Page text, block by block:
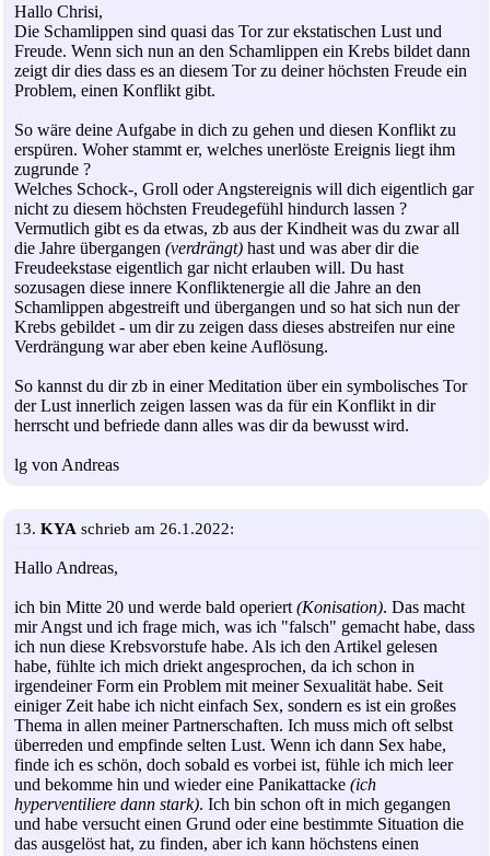
Hallo Chrisi,
Die Schamlippen sind quasi das Tor zur ekstatischen Lust und
Freude. Wenn sich nun an den Schamlippen ein Krebs bildet dann
zeigt dir dies dass es an diesem Tor zu deiner höchsten Freude ein
Problem, einen Konflikt gibt.
So wäre deine Aufgabe in dich zu gehen und diesen Konflikt zu
erspüren. Woher stammt er, welches unerlöste Ereignis liegt ihm
zugrunde ?
Welches Schock-, Groll oder Angstereignis will dich eigentlich gar
nicht zu diesem höchsten Freudegefühl hindurch lassen ?
Vermutlich gibt es da etwas, zb aus der Kindheit was du zwar all
die Jahre übergangen (verdrängt) hast und was aber dir die
Freudeekstase eigentlich gar nicht erlauben will. Du hast
sozusagen diese innere Konfliktenergie all die Jahre an den
Schamlippen abgestreift und übergangen und so hat sich nun der
Krebs gebildet - um dir zu zeigen dass dieses abstreifen nur eine
Verdrängung war aber eben keine Auflösung.
So kannst du dir zb in einer Meditation über ein symbolisches Tor
der Lust innerlich zeigen lassen was da für ein Konflikt in dir
herrscht und befriede dann alles was dir da bewusst wird.
lg von Andreas
13. KYA schrieb am 26.1.2022:
Hallo Andreas,
ich bin Mitte 20 und werde bald operiert (Konisation). Das macht
mir Angst und ich frage mich, was ich "falsch" gemacht habe, dass
ich nun diese Krebsvorstufe habe. Als ich den Artikel gelesen
habe, fühlte ich mich driekt angesprochen, da ich schon in
irgendeiner Form ein Problem mit meiner Sexualität habe. Seit
einiger Zeit habe ich nicht einfach Sex, sondern es ist ein großes
Thema in allen meiner Partnerschaften. Ich muss mich oft selbst
überreden und empfinde selten Lust. Wenn ich dann Sex habe,
finde ich es schön, doch sobald es vorbei ist, fühle ich mich leer
und bekomme hin und wieder eine Panikattacke (ich
hyperventiliere dann stark). Ich bin schon oft in mich gegangen
und habe versucht einen Grund oder eine bestimmte Situation die
das ausgelöst hat, zu finden, aber ich kann höchstens einen